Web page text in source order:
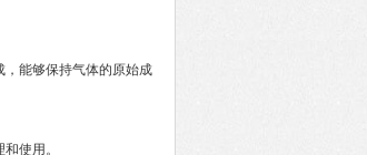
能够保持气体的原始成
使用。